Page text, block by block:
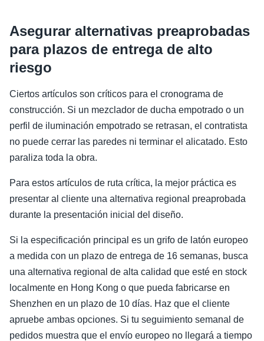
Asegurar alternativas preaprobadas
para plazos de entrega de alto
riesgo
Ciertos artículos son críticos para el cronograma de
construcción. Si un mezclador de ducha empotrado o un
perfil de iluminación empotrado se retrasan, el contratista
no puede cerrar las paredes ni terminar el alicatado. Esto
paraliza toda la obra.
Para estos artículos de ruta crítica, la mejor práctica es
presentar al cliente una alternativa regional preaprobada
durante la presentación inicial del diseño.
Si la especificación principal es un grifo de latón europeo
a medida con un plazo de entrega de 16 semanas, busca
una alternativa regional de alta calidad que esté en stock
localmente en Hong Kong o que pueda fabricarse en
Shenzhen en un plazo de 10 días. Haz que el cliente
apruebe ambas opciones. Si tu seguimiento semanal de
pedidos muestra que el envío europeo no llegará a tiempo